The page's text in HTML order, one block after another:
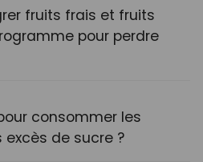
fruits frais et fruits
pour perdre
consommer les
de sucre ?